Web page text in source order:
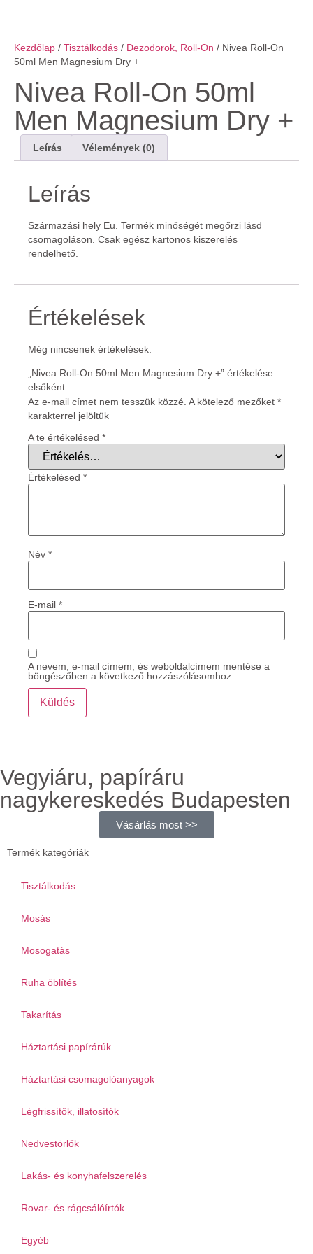
Kezdőlap / Tisztálkodás / Dezodorok, Roll-On / Nivea Roll-On
50ml Men Magnesium Dry +
Nivea Roll-On 50ml
Men Magnesium Dry +
Leírás Vélemények (0)
Leírás
Származási hely Eu. Termék minőségét megőrzi lásd
csomagoláson. Csak egész kartonos kiszerelés
rendelhető.
Értékelések
Még nincsenek értékelések.
„Nivea Roll-On 50ml Men Magnesium Dry +” értékelése
elsőként
Az e-mail címet nem tesszük közzé. A kötelező mezőket *
karakterrel jelöltük
A te értékelésed *
Értékelésed *
Név *
E-mail *
A nevem, e-mail címem, és weboldalcímem mentése a
böngészőben a következő hozzászólásomhoz.
Vegyiáru, papíráru
nagykereskedés Budapesten
Vásárlás most >>
Termék kategóriák
Tisztálkodás
Mosás
Mosogatás
Ruha öblítés
Takarítás
Háztartási papírárúk
Háztartási csomagolóanyagok
Légfrissítők, illatosítók
Nedvestörlők
Lakás- és konyhafelszerelés
Rovar- és rágcsálóírtók
Egyéb